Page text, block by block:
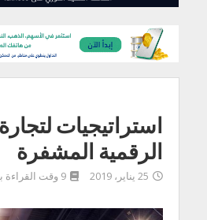
استراتيجيات
الرقمية المشفرة
25 يناير، 2019 9 وقت القراءة بالدقيقة